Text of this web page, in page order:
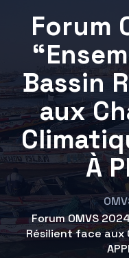
Forum
Bassin
aux
À
Forum OMVS
Résilient face aux